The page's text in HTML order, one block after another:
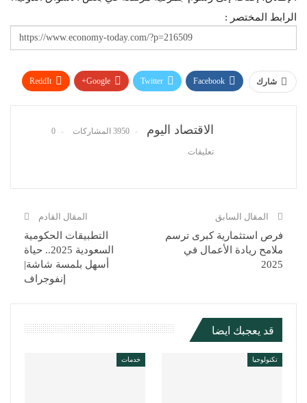
الرابط المختصر :
شارك Facebook
Twitter
Google+
ReddIt
الاقتصاد اليوم 3950 المشاركات 0
تعليقات
المقال السابق
فرص استثمارية كبرى ترسم
ملامح ريادة الأعمال في
2025
المقال القادم
التطبيقات الحكومية
السعودية 2025.. حياة
أسهل بلمسة شاشة|
إنفوجراف
قد يعجبك ايضا
تكنولوجيا خدمات